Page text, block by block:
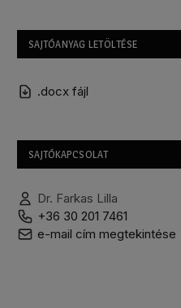
SAJTÓANYAG LETÖLTÉSE
.docx fájl
SAJTÓKAPCSOLAT
Dr. Farkas Lilla
+36 30 201 7461
e-mail cím megtekintése